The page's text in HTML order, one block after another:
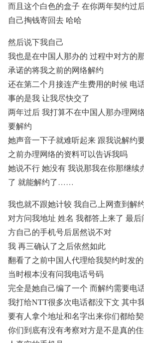
而且这个白色的盒子 在你两年契约过
自己掏钱寄回去 哈哈
然后说下我自己
我也是在中国人那办的 过程中对方的
承诺的将我之前的网络解约
还在第二个月接连产生费用的时候 电
事的是我 让我尽快交了
两年过后 我打算不在中国人那办理网
要解约
她声音一下子就难听起来 跟我说解约
之前办理网络的资料可以告诉我吗
她说不行 她没有 我说那我在你那继续
了 就能解约了……
我也就不跟她计较 我自己上网查到解
对方问我地址 姓名 我都答上来了 最
方自己的手机号后居然说不对
我 再三确认了之后依然如此
翻看了之前中国人代理给我契约时发
当时根本没有问我电话号码
完全是她自己编了一个 而解约需要电
我打给NTT很多次电话都没下文 其中
要有人拿个地址和名字出来你们都给
你们到底有没有考察对方是不是真的